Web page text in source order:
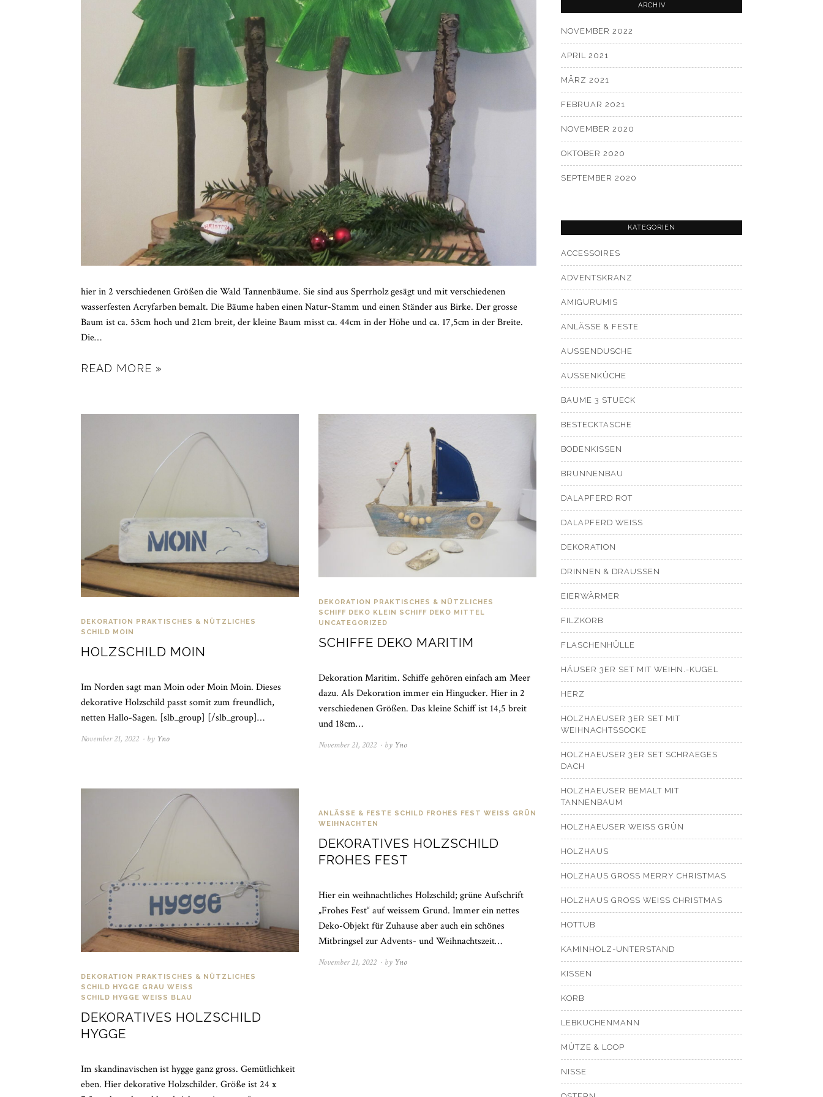
hier in 2 verschiedenen Größen die Wald Tannenbäume. Sie sind aus Sperrholz gesägt und mit verschiedenen
wasserfesten Acryfarben bemalt. Die Bäume haben einen Natur-Stamm und einen Ständer aus Birke. Der grosse
Baum ist ca. 53cm hoch und 21cm breit, der kleine Baum misst ca. 44cm in der Höhe und ca. 17,5cm in der Breite.
Die…
READ MORE »
DEKORATION
PRAKTISCHES & NÜTZLICHES
SCHILD MOIN
HOLZSCHILD MOIN
Im Norden sagt man Moin oder Moin Moin. Dieses
dekorative Holzschild passt somit zum freundlich,
netten Hallo-Sagen. [slb_group] [/slb_group]…
November 21, 2022 November
by Yno
DEKORATION
PRAKTISCHES & NÜTZLICHES
SCHIFF DEKO KLEIN
SCHIFF DEKO MITTEL
UNCATEGORIZED
SCHIFFE DEKO MARITIM
Dekoration Maritim. Schiffe gehören einfach am Meer
dazu. Als Dekoration immer ein Hingucker. Hier in 2
verschiedenen Größen. Das kleine Schiff ist 14,5 breit
und 18cm…
November 21, 2022 November
by Yno
DEKORATION
PRAKTISCHES & NÜTZLICHES
SCHILD HYGGE GRAU WEISS
SCHILD HYGGE WEISS BLAU
DEKORATIVES HOLZSCHILD
HYGGE
Im skandinavischen ist hygge ganz gross. Gemütlichkeit
eben. Hier dekorative Holzschilder. Größe ist 24 x
ANLÄSSE & FESTE SCHILD FROHES FEST WEISS GRÜN
WEIHNACHTEN
DEKORATIVES HOLZSCHILD
FROHES FEST
Hier ein weihnachtliches Holzschild; grüne Aufschrift
„Frohes Fest“ auf weissem Grund. Immer ein nettes
Deko-Objekt für Zuhause aber auch ein schönes
Mitbringsel zur Advents- und Weihnachtszeit…
November 21, 2022 November
by Yno
ARCHIV
NOVEMBER 2022
APRIL 2021
MÄRZ 2021
FEBRUAR 2021
NOVEMBER 2020
OKTOBER 2020
SEPTEMBER 2020
KATEGORIEN
ACCESSOIRES
ADVENTSKRANZ
AMIGURUMIS
ANLÄSSE & FESTE
AUSSENDUSCHE
AUSSENKÜCHE
BAUME 3 STUECK
BESTECKTASCHE
BODENKISSEN
BRUNNENBAU
DALAPFERD ROT
DALAPFERD WEISS
DEKORATION
DRINNEN & DRAUSSEN
EIERWÄRMER
FILZKORB
FLASCHENHÜLLE
HÄUSER 3ER SET MIT WEIHN.-KUGEL
HERZ
HOLZHAEUSER 3ER SET MIT
WEIHNACHTSSOCKE
HOLZHAEUSER 3ER SET SCHRAEGES
DACH
HOLZHAEUSER BEMALT MIT
TANNENBAUM
HOLZHAEUSER WEISS GRÜN
HOLZHAUS
HOLZHAUS GROSS MERRY CHRISTMAS
HOLZHAUS GROSS WEISS CHRISTMAS
HOTTUB
KAMINHOLZ-UNTERSTAND
KISSEN
KORB
LEBKUCHENMANN
MÜTZE & LOOP
NISSE